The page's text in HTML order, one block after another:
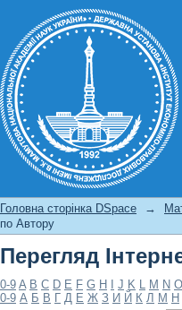
Перегляд
Головна сторінка DSpace →
по Автору
Перегляд
0-9 A B C D E F G H J K L M N O
0-9 А Б В Г Д Е Ж З И Й К Л М Н